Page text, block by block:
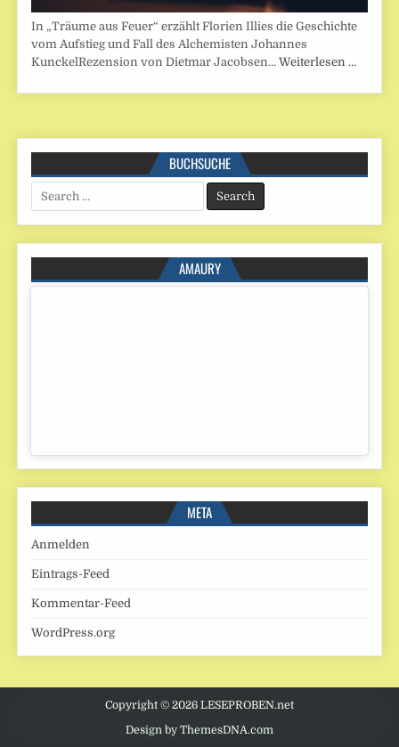
In „Träume aus Feuer“ erzählt Florien Illies die Geschichte
vom Aufstieg und Fall des Alchemisten Johannes
KunckelRezension von Dietmar Jacobsen…Weiterlesen …
BUCHSUCHE
Search
for:
AMAURY
META
Anmelden
Eintrags-Feed
Kommentar-Feed
WordPress.org
Copyright © 2026 LESEPROBEN.net
Design by ThemesDNA.com